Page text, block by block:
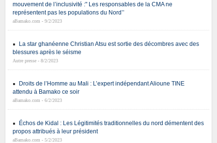
mouvement de l’inclusivité :" Les responsables de la CMA ne
représentent pas les populations du Nord’’
aBamako.com - 9/2/2023
La star ghanéenne Christian Atsu est sortie des décombres avec des
blessures après le séisme
Autre presse - 8/2/2023
Droits de l’Homme au Mali : L’expert indépendant Alioune TINE
attendu à Bamako ce soir
aBamako.com - 6/2/2023
Échos de Kidal : Les Légitimités traditionnelles du nord démentent des
propos attribués à leur président
aBamako.com - 5/2/2023